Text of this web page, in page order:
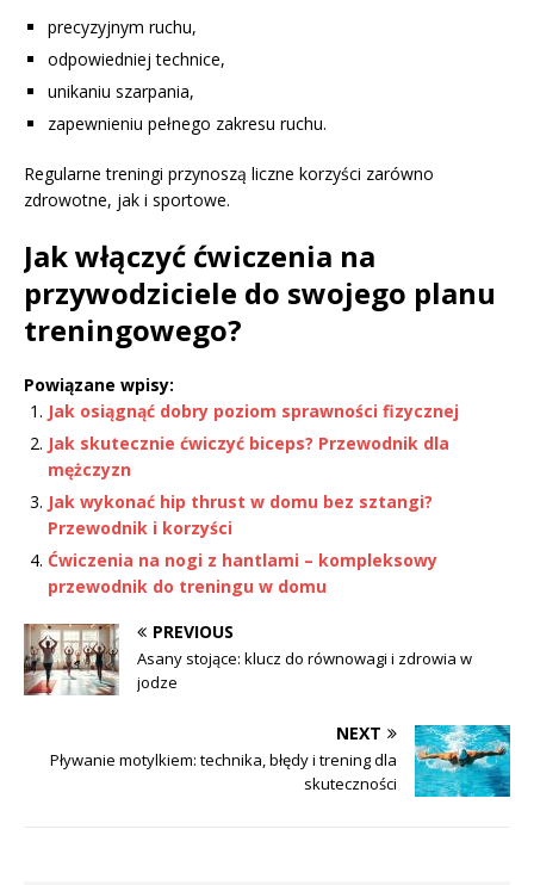
precyzyjnym ruchu,
odpowiedniej technice,
unikaniu szarpania,
zapewnieniu pełnego zakresu ruchu.
Regularne treningi przynoszą liczne korzyści zarówno
zdrowotne, jak i sportowe.
Jak włączyć ćwiczenia na
przywodziciele do swojego planu
treningowego?
Powiązane wpisy:
Jak osiągnąć dobry poziom sprawności fizycznej
Jak skutecznie ćwiczyć biceps? Przewodnik dla
mężczyzn
Jak wykonać hip thrust w domu bez sztangi?
Przewodnik i korzyści
Ćwiczenia na nogi z hantlami – kompleksowy
przewodnik do treningu w domu
PREVIOUS
Asany stojące: klucz do równowagi i zdrowia w
jodze
NEXT
Pływanie motylkiem: technika, błędy i trening dla
skuteczności